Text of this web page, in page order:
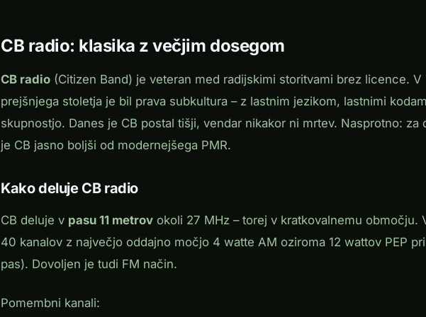
CB radio: klasika z večjim dosegom
CB radio (Citizen Band) je veteran med radijskimi storitvami brez licence.
prejšnjega stoletja je bil prava subkultura – z lastnim jezikom, lastnimi
skupnostjo. Danes je CB postal tišji, vendar nikakor ni mrtev. Nasprotno: za
je CB jasno boljši od modernejšega PMR.
Kako deluje CB radio
CB deluje v pasu 11 metrov okoli 27 MHz – torej v kratkovalnemu območju.
40 kanalov z največjo oddajno močjo 4 watte AM oziroma 12 wattov PEP
pas). Dovoljen je tudi FM način.
Pomembni kanali: